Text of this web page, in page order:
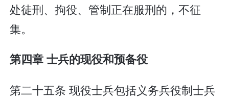
处徒刑、拘役、管制正在服刑的，不征
集。
第四章 士兵的现役和预备役
第二十五条 现役士兵包括义务兵役制士兵